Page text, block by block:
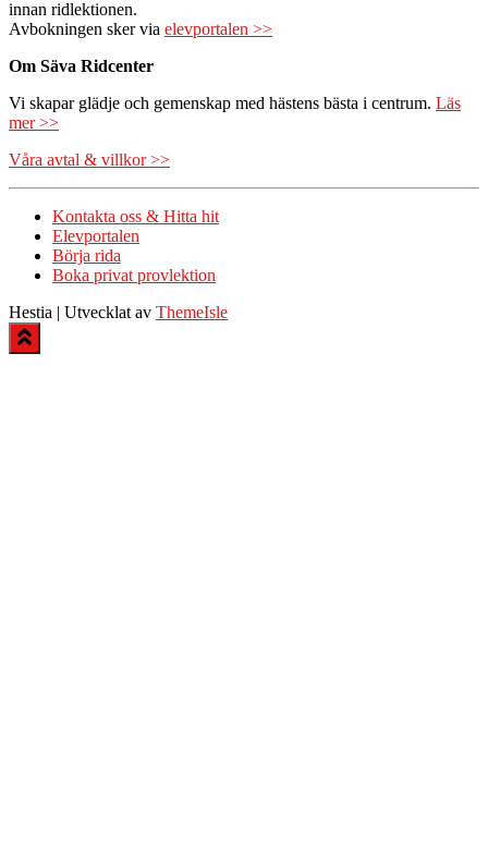
innan ridlektionen.
Avbokningen sker via elevportalen >>
Om Säva Ridcenter
Vi skapar glädje och gemenskap med hästens bästa i centrum. Läs
mer >>
Våra avtal & villkor >>
Kontakta oss & Hitta hit
Elevportalen
Börja rida
Boka privat provlektion
Hestia | Utvecklat av ThemeIsle